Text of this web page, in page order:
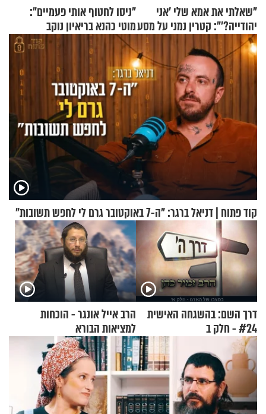
"שאלתי את אמא שלי 'אני
יהודייה?'": קטרין נמני על מסע
ההתחזקות המרגש
"ניסו לחטוף אותי פעמיים":
מוטי כהנא בריאיון נוקב
קוד פתוח | דניאל ברגר: "ה-7 באוקטובר גרם לי לחפש תשובות"
דרך השם: בהשגחה האישית
#24 - חלק ב
הרב אייל אונגר - הוכחות
למציאות הבורא